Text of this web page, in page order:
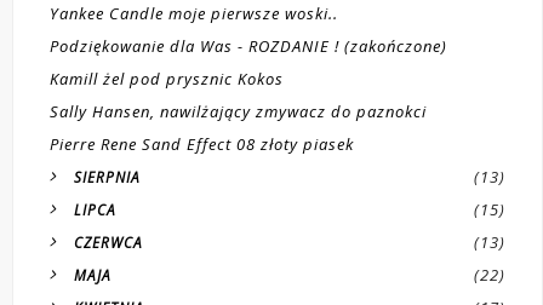
Yankee Candle moje pierwsze woski..
Podziękowanie dla Was - ROZDANIE ! (zakończone)
Kamill żel pod prysznic Kokos
Sally Hansen, nawilżający zmywacz do paznokci
Pierre Rene Sand Effect 08 złoty piasek
SIERPNIA (13)
LIPCA (15)
CZERWCA (13)
MAJA (22)